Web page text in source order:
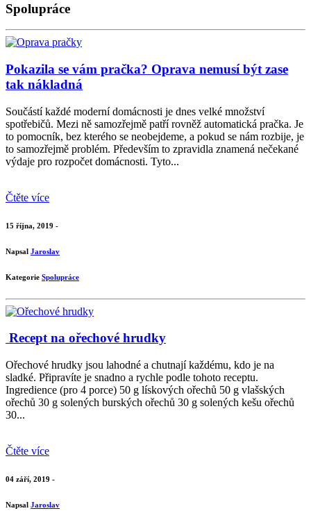
Spolupráce
Pokazila se vám pračka? Oprava nemusí být zase
tak nákladná
Součástí každé moderní domácnosti je dnes velké množství
spotřebičů. Mezi ně samozřejmě patří rovněž automatická pračka. Je
to pomocník, bez kterého se neobejdeme, a pokud se nám rozbije, je
to samozřejmě problém. Především to zpravidla znamená nečekané
výdaje pro rozpočet domácnosti. Tyto...
Čtěte více
15 října, 2019 -
Napsal Jaroslav
Kategorie Spolupráce
​ Recept na ořechové hrudky
Ořechové hrudky jsou lahodné a chutnají každému, kdo je na
sladké. Připravíte je snadno a rychle podle tohoto receptu.
Ingredience (pro 4 porce) 50 g lískových ořechů 50 g vlašských
ořechů 30 g solených burských ořechů 30 g solených kešu ořechů
30...
Čtěte více
04 září, 2019 -
Napsal Jaroslav